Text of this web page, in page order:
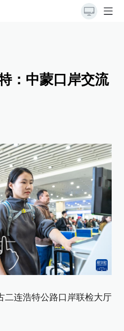
：中蒙口岸交流
二连浩特公路口岸联检大厅